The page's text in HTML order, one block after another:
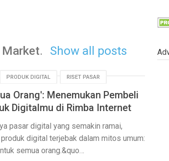
. Show all posts
PRODUK DIGITAL RISET PASAR
Orang': Menemukan Pembeli
Digitalmu di Rimba Internet
pasar digital yang semakin ramai,
digital terjebak dalam mitos umum:
semua orang.&quo…